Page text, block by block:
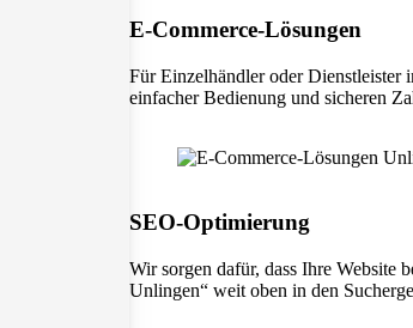
E-Commerce-Lösungen
Für Einzelhändler oder
einfacher Bedienung und sicheren
SEO-Optimierung
Wir sorgen dafür, dass Ihre Website
Unlingen“ weit oben in den